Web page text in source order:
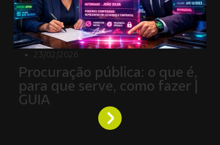
23/02/2026
Procuração pública: o que é,
para que serve, como fazer |
GUIA